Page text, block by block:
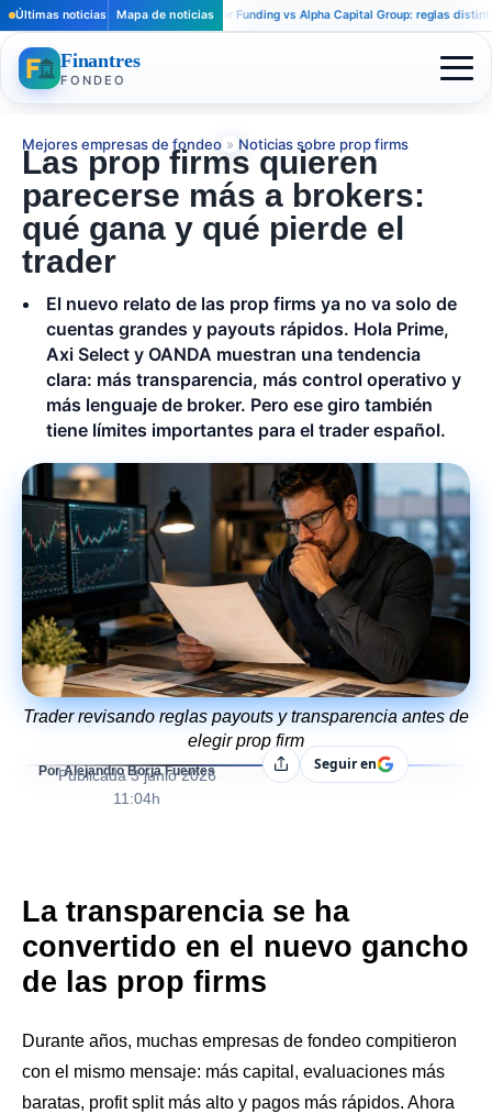
Últimas noticias Mapa de noticias
Apex Trader Funding vs Alpha Capital Group: reglas distintas para
Finantres
FONDEO
Mejores empresas de fondeo » Noticias sobre prop firms
Las prop firms quieren
parecerse más a brokers:
qué gana y qué pierde el
trader
El nuevo relato de las prop firms ya no va solo de
cuentas grandes y payouts rápidos. Hola Prime,
Axi Select y OANDA muestran una tendencia
clara: más transparencia, más control operativo y
más lenguaje de broker. Pero ese giro también
tiene límites importantes para el trader español.
Trader revisando reglas payouts y transparencia antes de
elegir prop firm
Por Alejandro Borja Fuentes
Publicada 3 junio 2026
11:04h
CompartirSeguir en
La transparencia se ha
convertido en el nuevo gancho
de las prop firms
Durante años, muchas empresas de fondeo compitieron
con el mismo mensaje: más capital, evaluaciones más
baratas, profit split más alto y pagos más rápidos. Ahora